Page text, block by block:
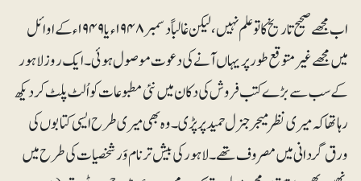
اب مجھے صحیح تاریخ کا تو علم نہیں، لیکن غالباً دسمبر ۱۹۴۸ء یا ۱۹۴۹ء کے اوائل
میں مجھے غیرمتوقع طور پر یہاں آنے کی دعوت موصول ہوئی۔ایک روز لاہور
کے سب سے بڑے کتب فروش کی دکان میں نئی مطبوعات کو اُلٹ پلٹ کر دیکھ
رہا تھا کہ میری نظر میجر جنرل حمید پر پڑی۔ وہ بھی میری طرح ایسی کتابوں کی
ورق گردانی میں مصروف تھے۔ لاہور کی بیش تر نام وَر شخصیات کی طرح میں